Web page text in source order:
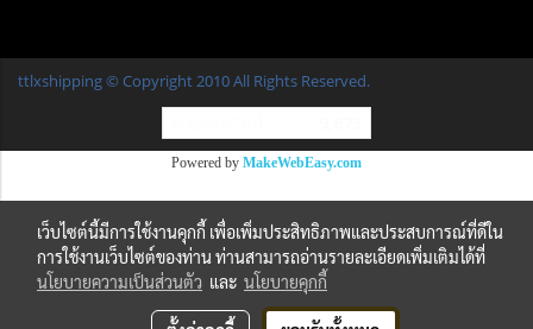
ttlxshipping © Copyright 2010 All Rights Reserved.
Powered by MakeWebEasy.com
เว็บไซต์นี้มีการใช้งานคุกกี้ เพื่อเพิ่มประสิทธิภาพและประสบการณ์ที่ดีใน
การใช้งานเว็บไซต์ของท่าน ท่านสามารถอ่านรายละเอียดเพิ่มเติมได้ที่
นโยบายความเป็นส่วนตัว และ นโยบายคุกกี้